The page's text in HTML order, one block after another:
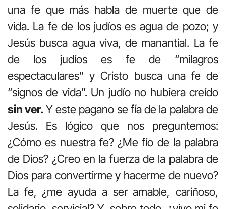
una fe que más habla de muerte que de
vida. La fe de los judíos es agua de pozo; y
Jesús busca agua viva, de manantial. La fe
de los judíos es fe de “milagros
espectaculares” y Cristo busca una fe de
“signos de vida”. Un judío no hubiera creído
sin ver.Y este pagano se fía de la palabra de
Jesús. Es lógico que nos preguntemos:
¿Cómo es nuestra fe? ¿Me fío de la palabra
de Dios? ¿Creo en la fuerza de la palabra de
Dios para convertirme y hacerme de nuevo?
La fe, ¿me ayuda a ser amable, cariñoso,